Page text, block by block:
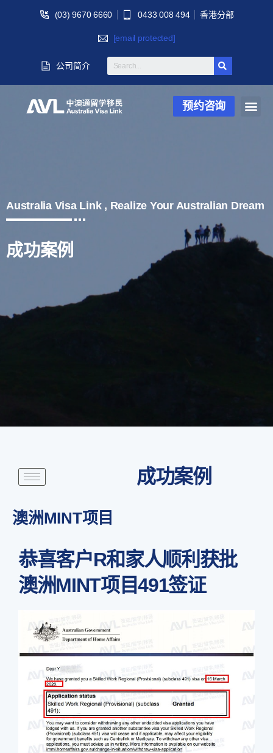
(03) 9670 6660 0433 008 494 香港分部
[email protected]
公司简介
预约咨询
Australia Visa Link , Realize Your Australian Dream
成功案例
成功案例
澳洲MINT项目
恭喜客户R和家人顺利获批
澳洲MINT项目491签证